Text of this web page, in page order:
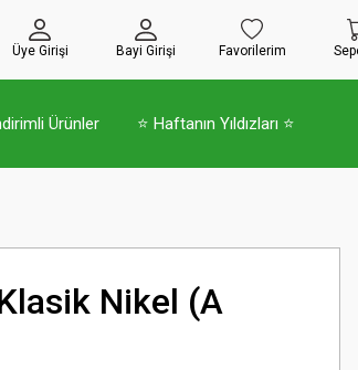
Üye Girişi Bayi Girişi Favorilerim
Ürünler ⭐ Haftanın Yıldızları ⭐
Nikel (A